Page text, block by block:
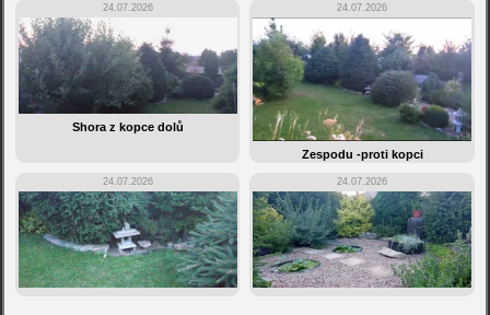
24.07.2026
Shora z kopce dolů
24.07.2026
Zespodu -proti kopci
24.07.2026 24.07.2026